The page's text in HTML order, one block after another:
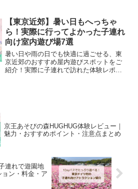
【東京近郊】暑い日もへっちゃ
ら！実際に行ってよかった子連れ
向け室内遊び場7選
暑い日や雨の日でも快適に過ごせる、東
京近郊のおすすめ屋内遊びスポットをご
紹介！実際に子連れで訪れた体験レポ付
京王あそびの森HUGHUG体験レビュー｜
魅力・おすすめポイント・注意点まとめ
連れで遊園地
ン・料金・ア